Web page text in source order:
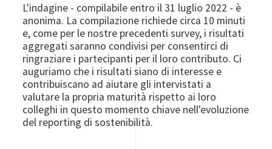
L'indagine - compilabile entro il 31 luglio 2022 - è
anonima. La compilazione richiede circa 10 minuti
e, come per le nostre precedenti survey, i risultati
aggregati saranno condivisi per consentirci di
ringraziare i partecipanti per il loro contributo. Ci
auguriamo che i risultati siano di interesse e
contribuiscano ad aiutare gli intervistati a
valutare la propria maturità rispetto ai loro
colleghi in questo momento chiave nell'evoluzione
del reporting di sostenibilità.